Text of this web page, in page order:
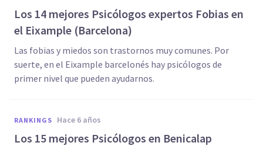
Los 14 mejores Psicólogos expertos Fobias en
el Eixample (Barcelona)
Las fobias y miedos son trastornos muy comunes. Por
suerte, en el Eixample barcelonés hay psicólogos de
primer nivel que pueden ayudarnos.
RANKINGS hace 6 años
Los 15 mejores Psicólogos en Benicalap